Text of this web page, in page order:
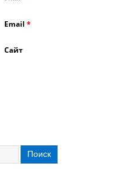
Email*
Сайт